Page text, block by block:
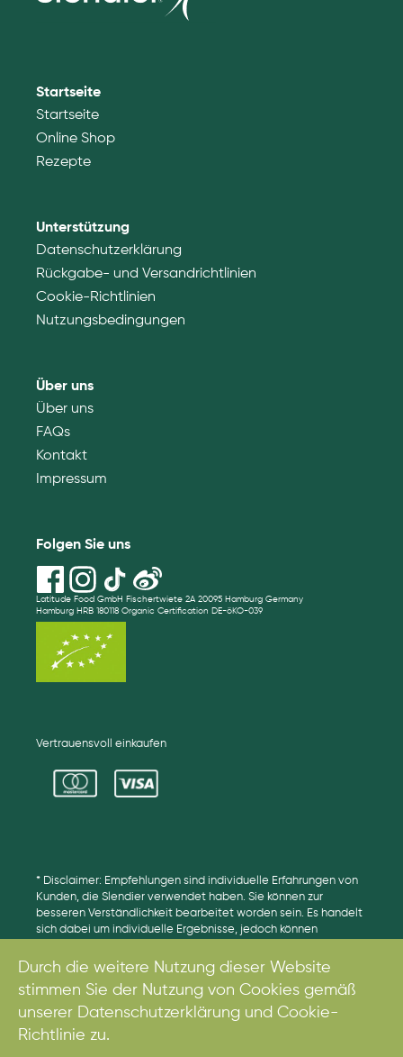
Startseite
Startseite
Online Shop
Rezepte
Unterstützung
Datenschutzerklärung
Rückgabe- und Versandrichtlinien
Cookie-Richtlinien
Nutzungsbedingungen
Über uns
Über uns
FAQs
Kontakt
Impressum
Folgen Sie uns
Latitude Food GmbH Fischertwiete 2A 20095 Hamburg Germany
Hamburg HRB 180118 Organic Certification DE-öKO-039
Vertrauensvoll einkaufen
* Disclaimer: Empfehlungen sind individuelle Erfahrungen von
Kunden, die Slendier verwendet haben. Sie können zur
besseren Verständlichkeit bearbeitet worden sein. Es handelt
sich dabei um individuelle Ergebnisse, jedoch können
© 2017. Alle Rechte vorbehalten.
Durch die weitere Nutzung dieser Website
stimmen Sie der Nutzung von Cookies gemäß
unserer Datenschutzerklärung und Cookie-
Richtlinie zu.